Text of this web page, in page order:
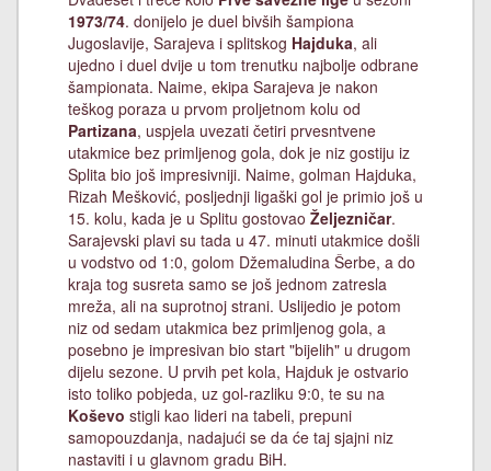
1973/74. donijelo je duel bivših šampiona
Jugoslavije, Sarajeva i splitskog Hajduka, ali
ujedno i duel dvije u tom trenutku najbolje odbrane
šampionata. Naime, ekipa Sarajeva je nakon
teškog poraza u prvom proljetnom kolu od
Partizana, uspjela uvezati četiri prvesntvene
utakmice bez primljenog gola, dok je niz gostiju iz
Splita bio još impresivniji. Naime, golman Hajduka,
Rizah Mešković, posljednji ligaški gol je primio još u
15. kolu, kada je u Splitu gostovao Željezničar.
Sarajevski plavi su tada u 47. minuti utakmice došli
u vodstvo od 1:0, golom Džemaludina Šerbe, a do
kraja tog susreta samo se još jednom zatresla
mreža, ali na suprotnoj strani. Uslijedio je potom
niz od sedam utakmica bez primljenog gola, a
posebno je impresivan bio start "bijelih" u drugom
dijelu sezone. U prvih pet kola, Hajduk je ostvario
isto toliko pobjeda, uz gol-razliku 9:0, te su na
Koševo stigli kao lideri na tabeli, prepuni
samopouzdanja, nadajući se da će taj sjajni niz
nastaviti i u glavnom gradu BiH.